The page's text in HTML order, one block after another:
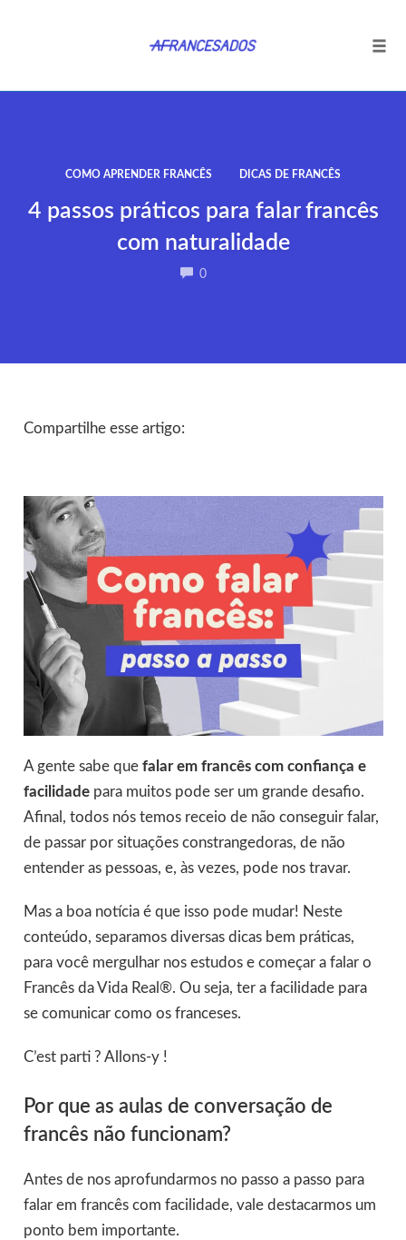
COMO APRENDER FRANCÊS DICAS DE FRANCÊS
4 passos práticos para falar francês
com naturalidade
0COMMENTS
Compartilhe esse artigo:
A gente sabe quefalar em francês com confiança e
facilidadepara muitos pode ser um grande desafio.
Afinal, todos nós temos receio de não conseguir falar,
de passar por situações constrangedoras, de não
entender as pessoas, e, às vezes, pode nos travar.
Mas a boa notícia é que isso pode mudar! Neste
conteúdo, separamos diversas dicas bem práticas,
para você mergulhar nos estudos e começar a falar o
Francês da Vida Real®. Ou seja, ter a facilidade para
se comunicar como os franceses.
C’est parti ? Allons-y !
Por que as aulas de conversação de
francês não funcionam?
Antes de nos aprofundarmos no passo a passo para
falar em francês com facilidade, vale destacarmos um
ponto bem importante.